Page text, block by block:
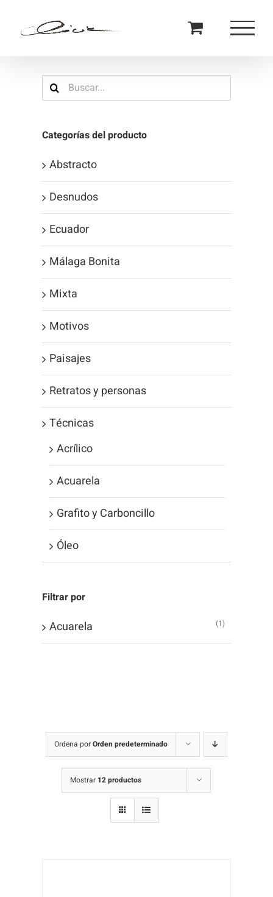
Ordena porOrden predeterminado
Mostrar 12 productos
Buscar:
Categorías del producto
Abstracto
Desnudos
Ecuador
Málaga Bonita
Mixta
Motivos
Paisajes
Retratos y personas
Técnicas
Acrílico
Acuarela
Grafito y Carboncillo
Óleo
Filtrar por
Acuarela (1)